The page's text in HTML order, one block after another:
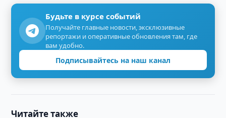
Будьте в курсе событий
Получайте главные новости, эксклюзивные
репортажи и оперативные обновления там, где
вам удобно.
Подписывайтесь на наш канал
Читайте также